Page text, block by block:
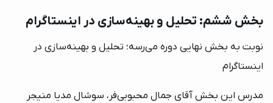
بخش ششم: تحلیل و بهینه‌سازی در اینستاگرام
نوبت به بخش نهایی دوره می‌رسه؛ تحلیل و بهینه‌سازی در
اینستاگرام
مدرس این بخش آقای جمال محبوبی‌فر، سوشال مدیا منیجر